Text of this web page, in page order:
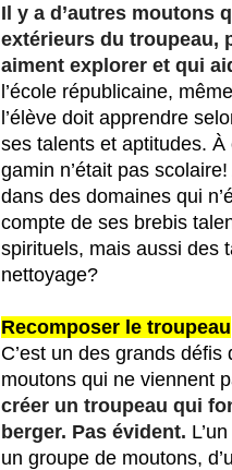
Il y a d’autres moutons
extérieurs du troupeau,
aiment explorer et qui
l’école républicaine,
l’élève doit apprendre
ses talents et aptitudes. À
gamin n’était pas
dans des domaines qui
compte de ses brebis
spirituels, mais aussi des
nettoyage?
Recomposer le troupeau
C’est un des grands
moutons qui ne viennent
créer un troupeau qui
berger. Pas évident.
un groupe de moutons,